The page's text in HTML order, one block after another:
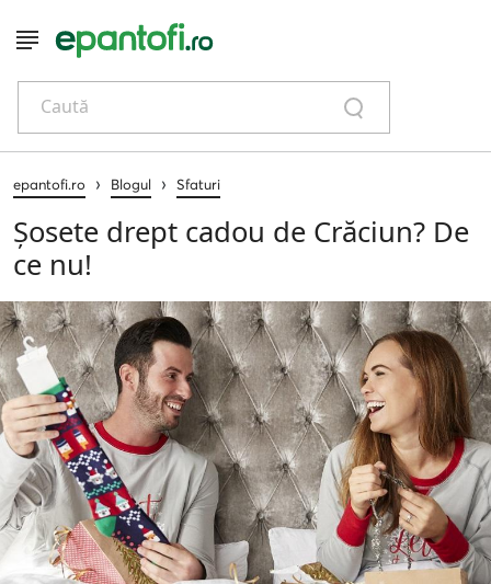
Caută
epantofi.ro › Blogul › Sfaturi
Șosete drept cadou de Crăciun? De
ce nu!